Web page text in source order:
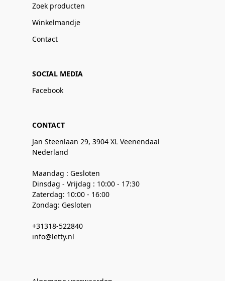
Zoek producten
Winkelmandje
Contact
SOCIAL MEDIA
Facebook
CONTACT
Jan Steenlaan 29, 3904 XL Veenendaal
Nederland
Maandag : Gesloten
Dinsdag - Vrijdag : 10:00 - 17:30
Zaterdag: 10:00 - 16:00
Zondag: Gesloten
+31318-522840
info@letty.nl